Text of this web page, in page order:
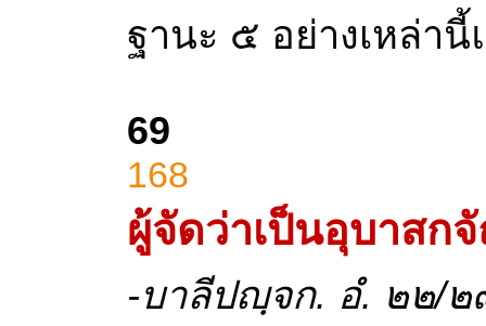
ฐานะ ๕ อย่างเหล่านี้
69
168
ผู้จัดว่าเป็นอุบาสก
-บาลีปญฺจก. อํ. ๒๒/